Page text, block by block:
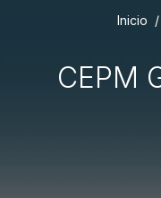
Inicio
CEPM